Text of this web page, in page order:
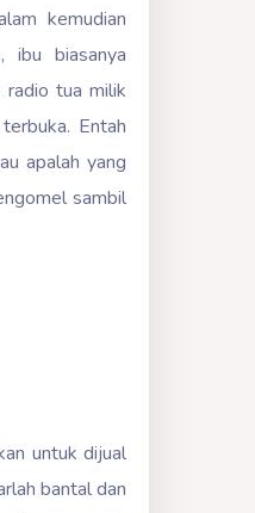
kemudian
ibu biasanya
radio tua milik
Entah
apalah yang
sambil
untuk dijual
bantal dan